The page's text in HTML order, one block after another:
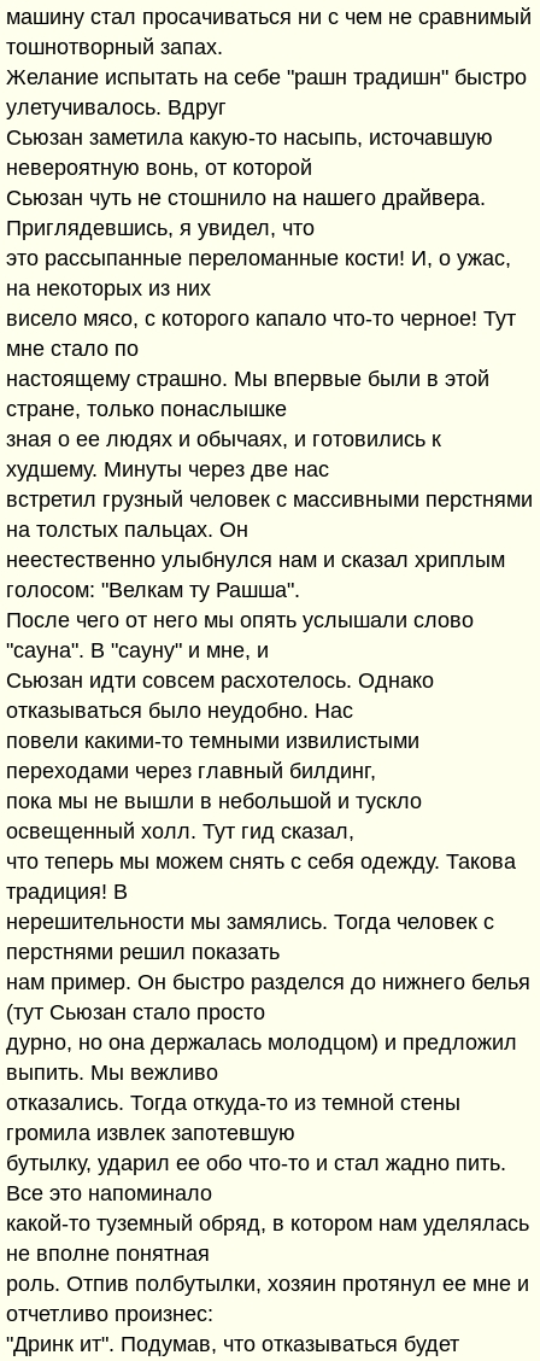
машину стал просачиваться ни с чем не сравнимый
тошнотворный запах.
Желание испытать на себе "рашн традишн" быстро
улетучивалось. Вдруг
Сьюзан заметила какую-то насыпь, источавшую
невероятную вонь, от которой
Сьюзан чуть не стошнило на нашего драйвера.
Приглядевшись, я увидел, что
это рассыпанные переломанные кости! И, о ужас,
на некоторых из них
висело мясо, с которого капало что-то черное! Тут
мне стало по
настоящему страшно. Мы впервые были в этой
стране, только понаслышке
зная о ее людях и обычаях, и готовились к
худшему. Минуты через две нас
встретил грузный человек с массивными перстнями
на толстых пальцах. Он
неестественно улыбнулся нам и сказал хриплым
голосом: "Велкам ту Рашша".
После чего от него мы опять услышали слово
"сауна". В "сауну" и мне, и
Сьюзан идти совсем расхотелось. Однако
отказываться было неудобно. Нас
повели какими-то темными извилистыми
переходами через главный билдинг,
пока мы не вышли в небольшой и тускло
освещенный холл. Тут гид сказал,
что теперь мы можем снять с себя одежду. Такова
традиция! В
нерешительности мы замялись. Тогда человек с
перстнями решил показать
нам пример. Он быстро разделся до нижнего белья
(тут Сьюзан стало просто
дурно, но она держалась молодцом) и предложил
выпить. Мы вежливо
отказались. Тогда откуда-то из темной стены
громила извлек запотевшую
бутылку, ударил ее обо что-то и стал жадно пить.
Все это напоминало
какой-то туземный обряд, в котором нам уделялась
не вполне понятная
роль. Отпив полбутылки, хозяин протянул ее мне и
отчетливо произнес:
"Дринк ит". Подумав, что отказываться будет